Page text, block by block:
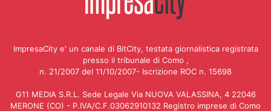
ImpresaCity e' un canale di BitCity, testata giornalistica registrata
presso il tribunale di Como ,
n. 21/2007 del 11/10/2007- Iscrizione ROC n. 15698
G11 MEDIA S.R.L. Sede Legale Via NUOVA VALASSINA, 4 22046
MERONE (CO) - P.IVA/C.F.03062910132 Registro imprese di Como